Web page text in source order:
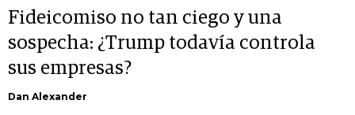
Fideicomiso no tan ciego y una
sospecha: ¿Trump todavía controla
sus empresas?
Dan Alexander